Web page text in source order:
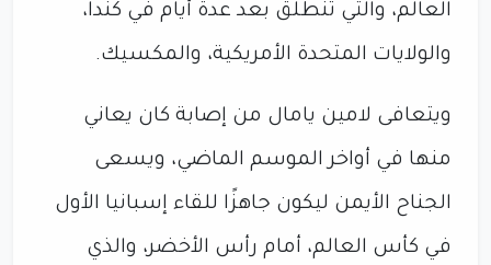
العالم، والتي تنطلق بعد عدة أيام في كندا،
والولايات المتحدة الأمريكية، والمكسيك.
ويتعافى لامين يامال من إصابة كان يعاني
منها في أواخر الموسم الماضي، ويسعى
الجناح الأيمن ليكون جاهزًا للقاء إسبانيا الأول
في كأس العالم، أمام رأس الأخضر، والذي